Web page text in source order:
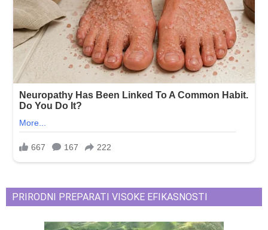
PRIRODNI PREPARATI VISOKE EFIKASNOSTI